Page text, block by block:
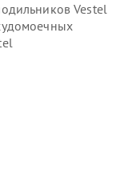
Vestel